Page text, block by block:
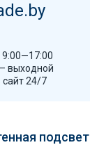
выходной
сайт 24/7